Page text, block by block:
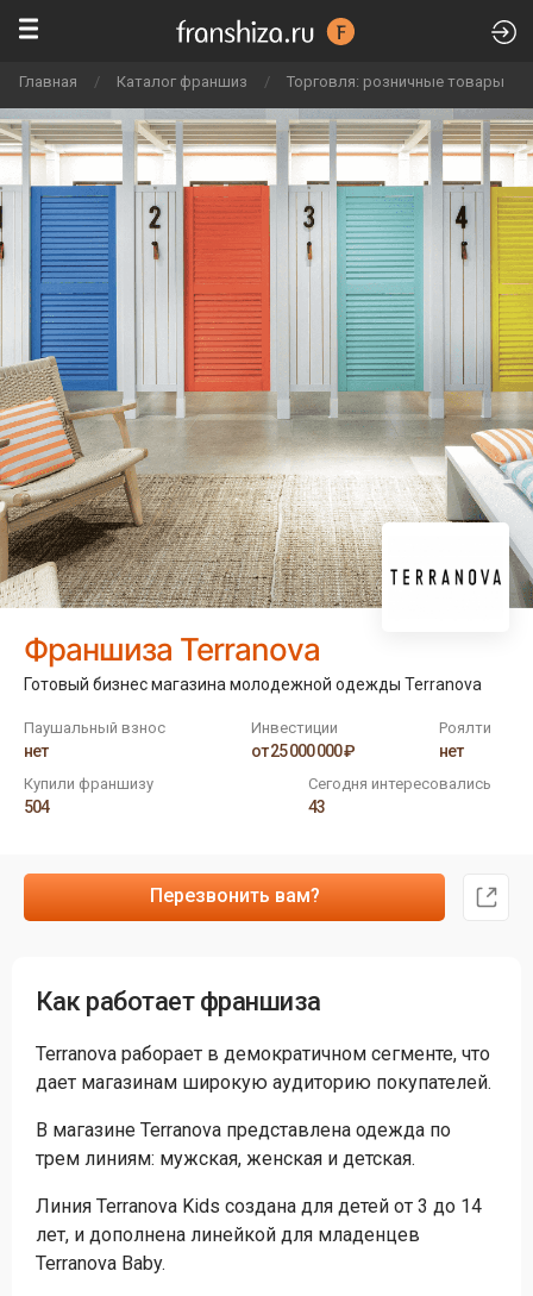
Главная / Каталог франшиз / Торговля: розничные товары
Франшиза Terranova
Готовый бизнес магазина молодежной одежды Terranova
Паушальный взнос
нет
Инвестиции
от 25 000 000 ₽
Роялти
нет
Купили франшизу
504
Сегодня интересовались
43
Перезвонить вам?
Как работает франшиза
Terranova раборает в демократичном сегменте, что
дает магазинам широкую аудиторию покупателей.
В магазине Terranova представлена одежда по
трем линиям: мужская, женская и детская.
Линия Terranova Kids создана для детей от 3 до 14
лет, и дополнена линейкой для младенцев
Terranova Baby.